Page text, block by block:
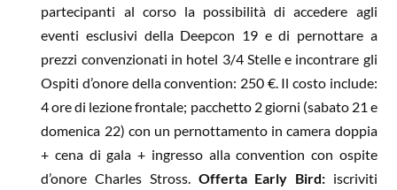
partecipanti al corso la possibilità di accedere agli
eventi esclusivi della Deepcon 19 e di pernottare a
prezzi convenzionati in hotel 3/4 Stelle e incontrare gli
Ospiti d’onore della convention: 250 €. Il costo include:
4 ore di lezione frontale; pacchetto 2 giorni (sabato 21 e
domenica 22) con un pernottamento in camera doppia
+ cena di gala + ingresso alla convention con ospite
d’onore Charles Stross. Offerta Early Bird:iscriviti